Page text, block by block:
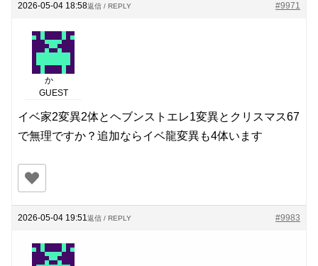
2026-05-04 18:58 #9971
返信 / REPLY
か
GUEST
イベ家2変異2体とヘブンストエレ1変異とクリスマス67
で無理ですか？追加ならイベ龍変異も4体います
2026-05-04 19:51 #9983
返信 / REPLY